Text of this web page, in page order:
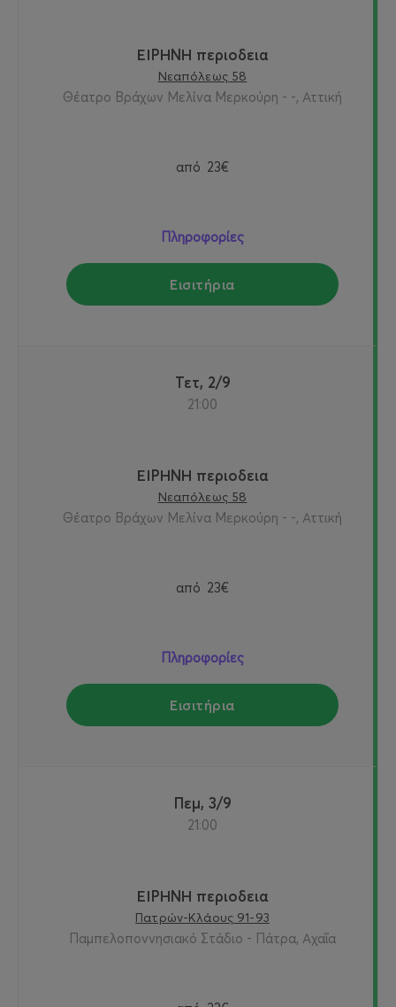
ΕΙΡΗΝΗ περιοδεια
Νεαπόλεως 58
Θέατρο Βράχων Μελίνα Μερκούρη - -, Αττική
από 23€
Πληροφορίες
Εισιτήρια
Τετ, 2/9
21:00
ΕΙΡΗΝΗ περιοδεια
Νεαπόλεως 58
Θέατρο Βράχων Μελίνα Μερκούρη - -, Αττική
από 23€
Πληροφορίες
Εισιτήρια
Πεμ, 3/9
21:00
ΕΙΡΗΝΗ περιοδεια
Πατρών-Κλάους 91-93
Παμπελοποννησιακό Στάδιο - Πάτρα, Αχαΐα